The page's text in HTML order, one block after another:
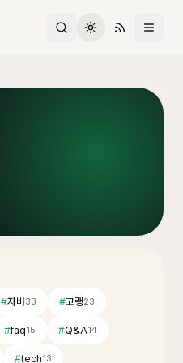
#자바33 #고랭23
#faq15 #Q&A14
#tech13